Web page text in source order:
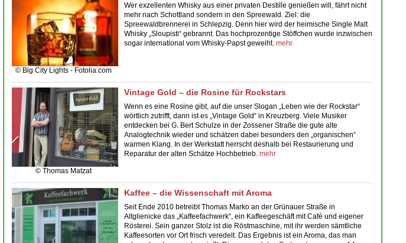
© Big City Lights - Fotolia.com
Wer exzellenten Whisky aus einer privaten Destille genießen will, fährt nicht
mehr nach Schottland sondern in den Spreewald. Ziel: die
Spreewaldbrennerei in Schlepzig. Denn hier wird der heimische Single Malt
Whisky „Sloupisti“ gebrannt. Das hochprozentige Stöffchen wurde inzwischen
sogar international vom Whisky-Papst geweiht. mehr
© Thomas Matzat
Vintage Gold – die Rosine für Rockstars
Wenn es eine Rosine gibt, auf die unser Slogan „Leben wie der Rockstar“
wörtlich zutrifft, dann ist es „Vintage Gold“ in Kreuzberg. Viele Musiker
entdecken bei G. Bert Schulze in der Zossener Straße die gute alte
Analogtechnik wieder und schätzen dabei besonders den „organischen“
warmen Klang. In der Werkstatt herrscht deshalb bei Restaurierung und
Reparatur der alten Schätze Hochbetrieb. mehr
Kaffee – die Wissenschaft mit Aroma
Seit Ende 2010 betreibt Thomas Marko an der Grünauer Straße in
Altglienicke das „Kaffeefachwerk“, ein Kaffeegeschäft mit Café und eigener
Rösterei . Sein ganzer Stolz ist die Röstmaschine, mit ihr werden sämtliche
Kaffeesorten vor Ort frisch veredelt. Das Ergebnis ist ein Aroma, das man